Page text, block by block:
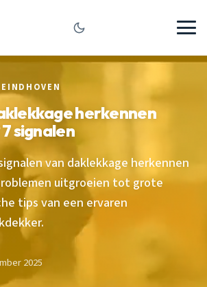
herkennen
signalen
van daklekkage herkennen
uitgroeien tot grote
tips van een ervaren
2025